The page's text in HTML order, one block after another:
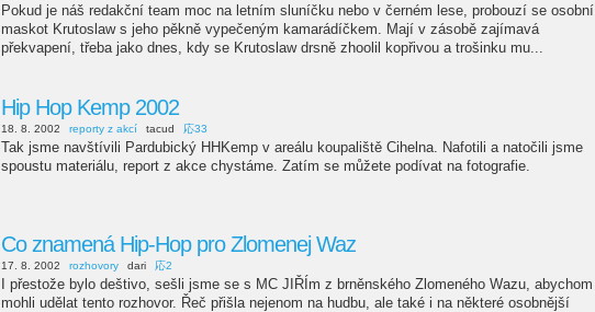
Pokud je náš redakční team moc na letním sluníčku nebo v černém lese, probouzí se osobní
maskot Krutoslaw s jeho pěkně vypečeným kamarádíčkem. Mají v zásobě zajímavá
překvapení, třeba jako dnes, kdy se Krutoslaw drsně zhoolil kopřivou a trošinku mu...
Hip Hop Kemp 2002
18. 8. 2002 reporty z akcí tacud 応33
Tak jsme navštívili Pardubický HHKemp v areálu koupaliště Cihelna. Nafotili a natočili jsme
spoustu materiálu, report z akce chystáme. Zatím se můžete podívat na fotografie.
Co znamená Hip-Hop pro Zlomenej Waz
17. 8. 2002 rozhovory dari 応2
I přestože bylo deštivo, sešli jsme se s MC JIŘÍm z brněnského Zlomeného Wazu, abychom
mohli udělat tento rozhovor. Řeč přišla nejenom na hudbu, ale také i na některé osobnější